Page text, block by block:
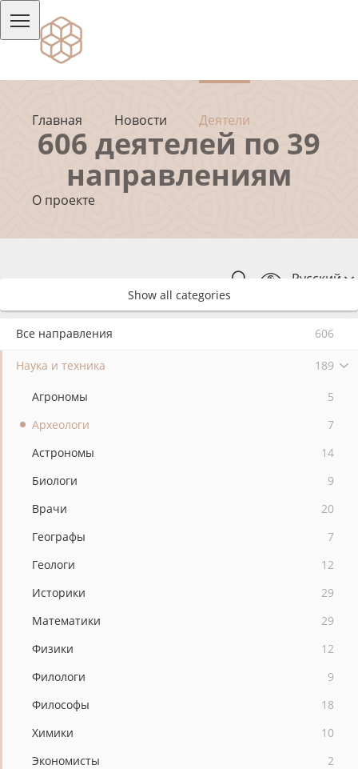
Главная Новости Деятели
О проекте
Русский
606 деятелей по 39
направлениям
Show all categories
Все направления 606
Наука и техника 189
Агрономы
5
Археологи
7
Астрономы
14
Биологи
9
Врачи
20
Географы
7
Геологи
12
Историки
29
Математики
29
Физики
12
Филологи
9
Философы
18
Химики
10
Экономисты
2